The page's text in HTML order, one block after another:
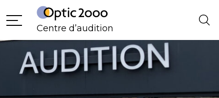
au
MenuCentre d’audition